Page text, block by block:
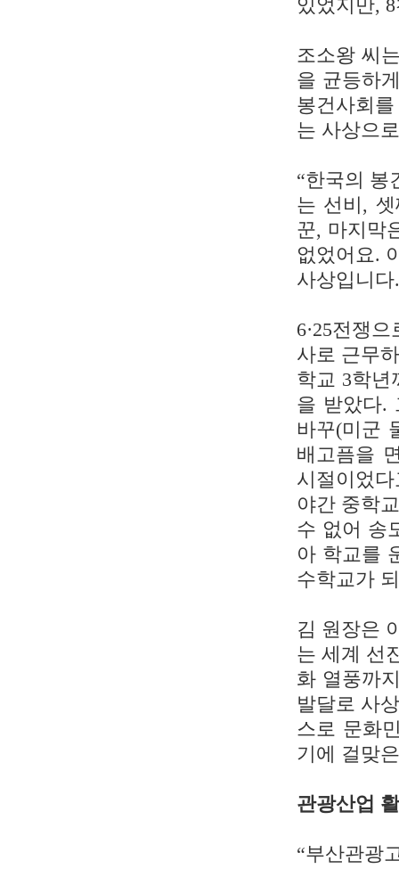
있었지만,
조소왕 씨
을 균등하
봉건사회
는 사상으
“한국의 봉
는 선비,
꾼, 마지막
없었어요.
사상입니다
6·25전쟁
사로 근무
학교 3학년
을 받았다.
바꾸(미군
배고픔을
시절이었
야간 중학
수 없어 송
아 학교를
수학교가
김 원장은
는 세계 선
화 열풍까
발달로 사
스로 문화
기에 걸맞
관광산업
“부산관광